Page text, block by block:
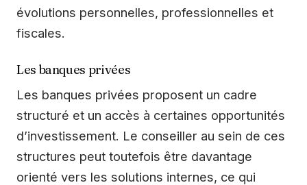
évolutions personnelles, professionnelles et
fiscales.
Les banques privées
Les banques privées proposent un cadre
structuré et un accès à certaines opportunités
d’investissement. Le conseiller au sein de ces
structures peut toutefois être davantage
orienté vers les solutions internes, ce qui